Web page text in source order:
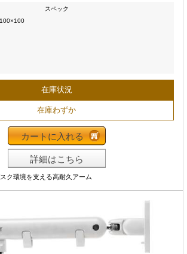
スペック
在庫状況
在庫わずか
カートに入れる
詳細はこちら
ク環境を支える高耐久アーム